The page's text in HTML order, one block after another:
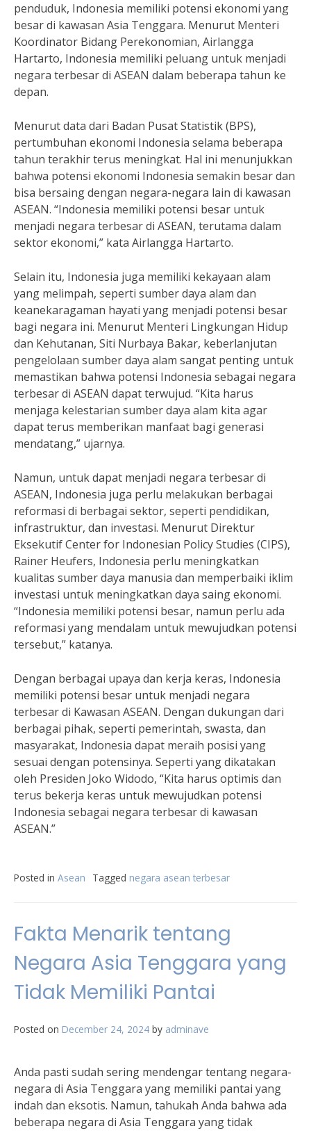
penduduk, Indonesia memiliki potensi ekonomi yang
besar di kawasan Asia Tenggara. Menurut Menteri
Koordinator Bidang Perekonomian, Airlangga
Hartarto, Indonesia memiliki peluang untuk menjadi
negara terbesar di ASEAN dalam beberapa tahun ke
depan.
Menurut data dari Badan Pusat Statistik (BPS),
pertumbuhan ekonomi Indonesia selama beberapa
tahun terakhir terus meningkat. Hal ini menunjukkan
bahwa potensi ekonomi Indonesia semakin besar dan
bisa bersaing dengan negara-negara lain di kawasan
ASEAN. “Indonesia memiliki potensi besar untuk
menjadi negara terbesar di ASEAN, terutama dalam
sektor ekonomi,” kata Airlangga Hartarto.
Selain itu, Indonesia juga memiliki kekayaan alam
yang melimpah, seperti sumber daya alam dan
keanekaragaman hayati yang menjadi potensi besar
bagi negara ini. Menurut Menteri Lingkungan Hidup
dan Kehutanan, Siti Nurbaya Bakar, keberlanjutan
pengelolaan sumber daya alam sangat penting untuk
memastikan bahwa potensi Indonesia sebagai negara
terbesar di ASEAN dapat terwujud. “Kita harus
menjaga kelestarian sumber daya alam kita agar
dapat terus memberikan manfaat bagi generasi
mendatang,” ujarnya.
Namun, untuk dapat menjadi negara terbesar di
ASEAN, Indonesia juga perlu melakukan berbagai
reformasi di berbagai sektor, seperti pendidikan,
infrastruktur, dan investasi. Menurut Direktur
Eksekutif Center for Indonesian Policy Studies (CIPS),
Rainer Heufers, Indonesia perlu meningkatkan
kualitas sumber daya manusia dan memperbaiki iklim
investasi untuk meningkatkan daya saing ekonomi.
“Indonesia memiliki potensi besar, namun perlu ada
reformasi yang mendalam untuk mewujudkan potensi
tersebut,” katanya.
Dengan berbagai upaya dan kerja keras, Indonesia
memiliki potensi besar untuk menjadi negara
terbesar di Kawasan ASEAN. Dengan dukungan dari
berbagai pihak, seperti pemerintah, swasta, dan
masyarakat, Indonesia dapat meraih posisi yang
sesuai dengan potensinya. Seperti yang dikatakan
oleh Presiden Joko Widodo, “Kita harus optimis dan
terus bekerja keras untuk mewujudkan potensi
Indonesia sebagai negara terbesar di kawasan
ASEAN.”
Posted in Asean Tagged negara asean terbesar
Fakta Menarik tentang
Negara Asia Tenggara yang
Tidak Memiliki Pantai
Posted on December 24, 2024 by adminave
Anda pasti sudah sering mendengar tentang negara-
negara di Asia Tenggara yang memiliki pantai yang
indah dan eksotis. Namun, tahukah Anda bahwa ada
beberapa negara di Asia Tenggara yang tidak